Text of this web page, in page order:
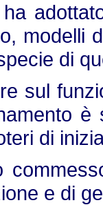
modelli
di
sul
è
di
e di